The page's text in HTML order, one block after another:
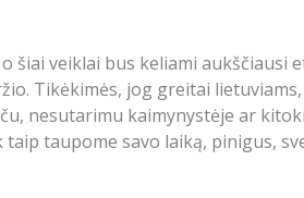
veiklai bus keliami
Tikėkimės, jog greitai
nesutarimu kaimynystėje ar
taupome savo laiką, pinigus,